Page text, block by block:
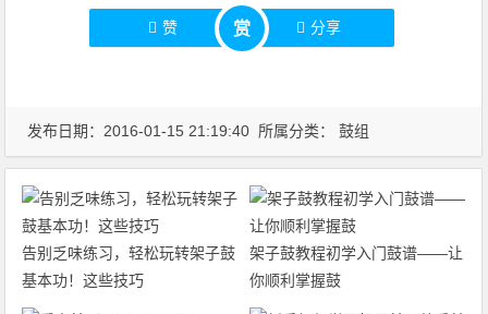
赞 赏 分享
发布日期：2016-01-15 21:19:40 所属分类：鼓组
告别乏味练习，轻松玩转架子鼓
基本功！这些技巧
架子鼓教程初学入门鼓谱——让
你顺利掌握鼓